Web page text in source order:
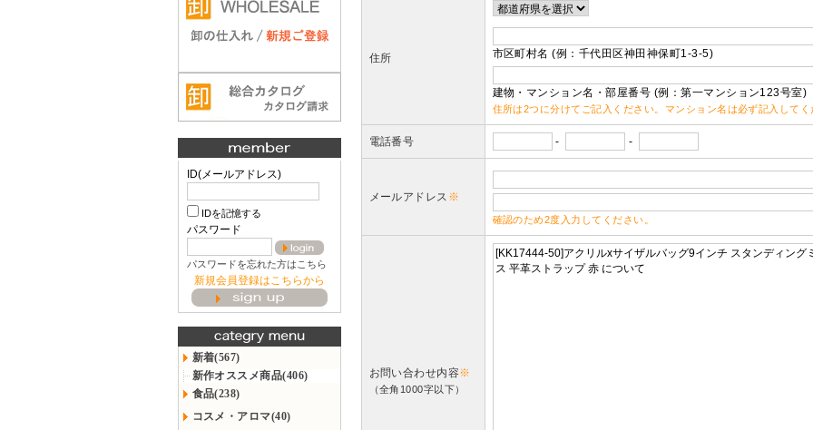
ID(メールアドレス)
IDを記憶する
パスワード
パスワードを忘れた方はこちら
新規会員登録はこちらから
新着(567)
新作オススメ商品(406)
食品(238)
コスメ・アロマ(40)
住所 市区町村名 (例：千代田区神田神保町1-3-5)
建物・マンション名・部屋番号 (例：第一マンション123号室)
住所は2つに分けてご記入ください。マンション名は必ず記入してく
電話番号 - -
メールアドレス ※
確認のため2度入力してください。
お問い合わせ内容※
（全角1000字以下）